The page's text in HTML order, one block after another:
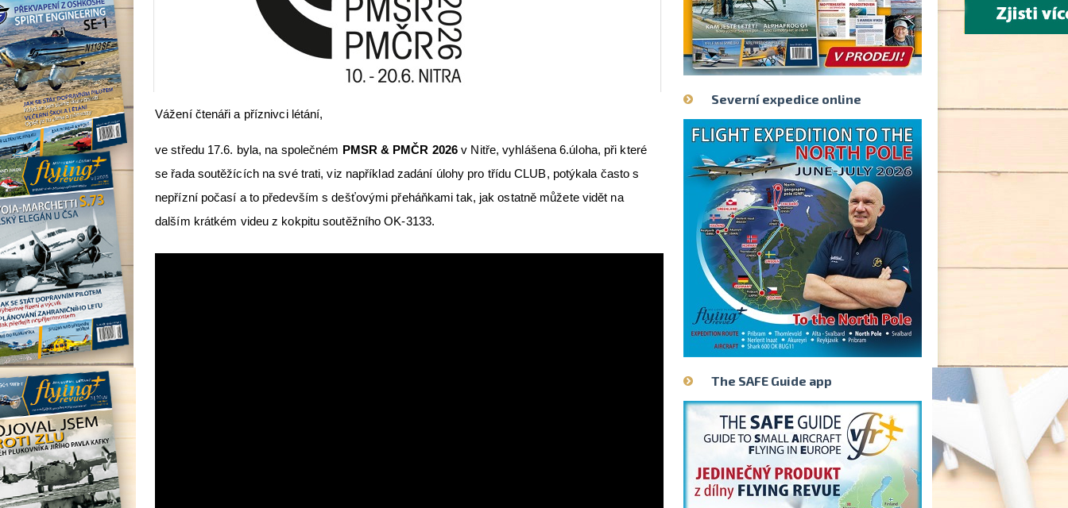
Vážení čtenáři a příznivci létání,
ve středu 17.6. byla, na společném PMSR & PMČR 2026 v Nitře, vyhlášena 6.úloha, při které
se řada soutěžících na své trati, viz například zadání úlohy pro třídu CLUB, potýkala často s
nepřízní počasí a to především s dešťovými přeháňkami tak, jak ostatně můžete vidět na
dalším krátkém videu z kokpitu soutěžního OK-3133.
Severní expedice online
The SAFE Guide app